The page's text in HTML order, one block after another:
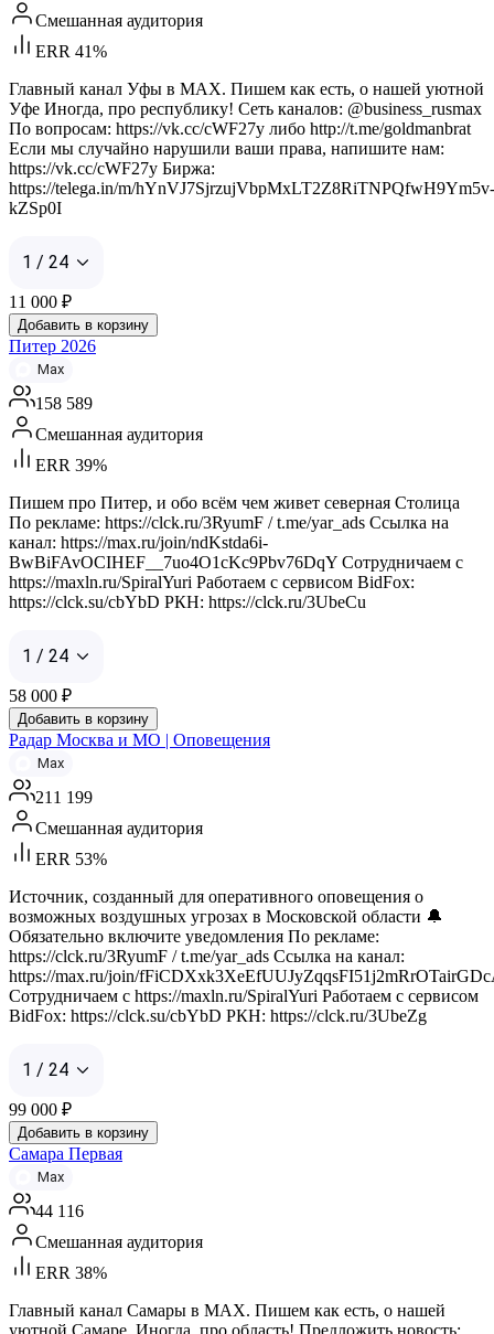
Смешанная аудитория
ERR 41%
Главный канал Уфы в MAX. Пишем как есть, о нашей уютной
Уфе Иногда, про республику! Сеть каналов: @business_rusmax
По вопросам: https://vk.cc/cWF27y либо http://t.me/goldmanbrat
Если мы случайно нарушили ваши права, напишите нам:
https://vk.cc/cWF27y Биржа:
https://telega.in/m/hYnVJ7SjrzujVbpMxLT2Z8RiTNPQfwH9Ym5v-
kZSp0I
1 / 24
11 000 ₽
Добавить в корзину
Питер 2026
Max
158 589
Смешанная аудитория
ERR 39%
Пишем про Питер, и обо всём чем живет северная Столица
По рекламе: https://clck.ru/3RyumF / t.me/yar_ads Ссылка на
канал: https://max.ru/join/ndKstda6i-
BwBiFAvOCIHEF__7uo4O1cKc9Pbv76DqY Сотрудничаем с
https://maxln.ru/SpiralYuri Работаем с сервисом BidFox:
https://clck.su/cbYbD РКН: https://clck.ru/3UbeCu
1 / 24
58 000 ₽
Добавить в корзину
Радар Москва и МО | Оповещения
Max
211 199
Смешанная аудитория
ERR 53%
Источник, созданный для оперативного оповещения о
возможных воздушных угрозах в Московской области 🔔
Обязательно включите уведомления По рекламе:
https://clck.ru/3RyumF / t.me/yar_ads Ссылка на канал:
https://max.ru/join/
Сотрудничаем с https://maxln.ru/SpiralYuri Работаем с сервисом
BidFox: https://clck.su/cbYbD РКН: https://clck.ru/3UbeZg
1 / 24
99 000 ₽
Добавить в корзину
Самара Первая
Max
44 116
Смешанная аудитория
ERR 38%
Главный канал Самары в MAX. Пишем как есть, о нашей
уютной Самаре. Иногда, про область! Предложить новость: